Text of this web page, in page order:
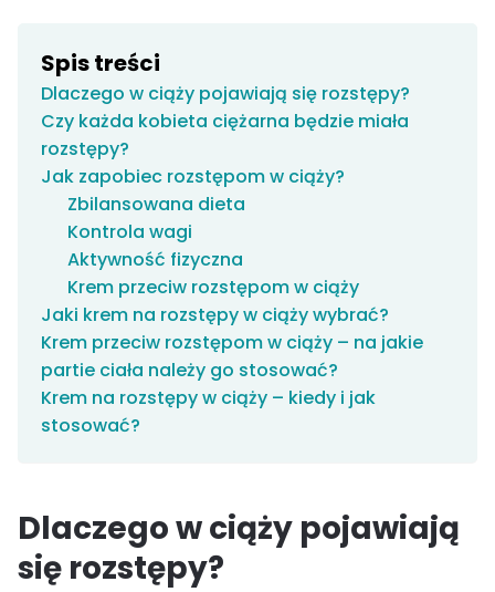
Spis treści
Dlaczego w ciąży pojawiają się rozstępy?
Czy każda kobieta ciężarna będzie miała
rozstępy?
Jak zapobiec rozstępom w ciąży?
Zbilansowana dieta
Kontrola wagi
Aktywność fizyczna
Krem przeciw rozstępom w ciąży
Jaki krem na rozstępy w ciąży wybrać?
Krem przeciw rozstępom w ciąży – na jakie
partie ciała należy go stosować?
Krem na rozstępy w ciąży – kiedy i jak
stosować?
Dlaczego w ciąży pojawiają
się rozstępy?